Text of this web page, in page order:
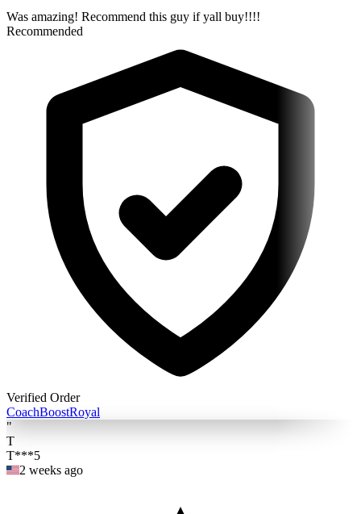
Was amazing! Recommend this guy if yall buy!!!!
Recommended
Verified Order
CoachBoostRoyal
"
T
T***5
2 weeks ago